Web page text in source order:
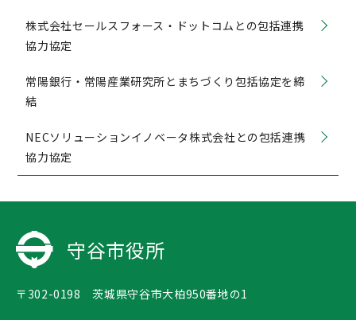
株式会社セールスフォース・ドットコムとの包括連携
協力協定
常陽銀行・常陽産業研究所とまちづくり包括協定を締
結
NECソリューションイノベータ株式会社との包括連携
協力協定
守谷市役所
〒302-0198 茨城県守谷市大柏950番地の1